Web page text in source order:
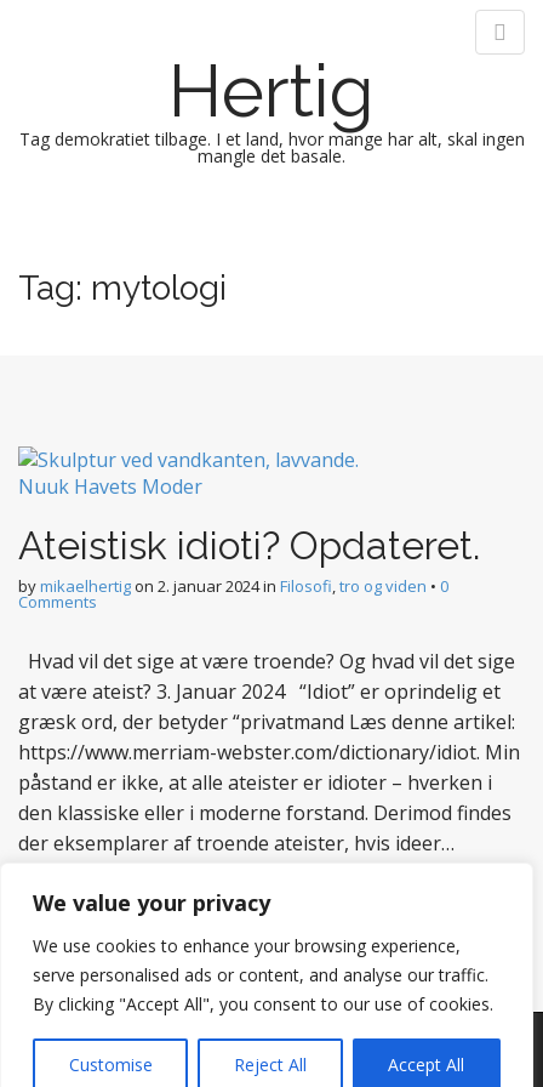
We value your privacy
We use cookies to enhance your browsing experience,
serve personalised ads or content, and analyse our traffic.
By clicking "Accept All", you consent to our use of cookies.
Customise Reject All Accept All
Hertig
Tag demokratiet tilbage. I et land, hvor mange har alt, skal ingen
mangle det basale.
i
n
p
t
e
n
Tag: mytologi
Ateistisk idioti? Opdateret.
bymikaelhertigon 2. januar 2024in Filosofi,tro og viden • 0
Comments
Hvad vil det sige at være troende? Og hvad vil det sige
at være ateist? 3. Januar 2024 “Idiot” er oprindelig et
græsk ord, der betyder “privatmand Læs denne artikel:
https://www.merriam-webster.com/dictionary/idiot. Min
påstand er ikke, at alle ateister er idioter – hverken i
den klassiske eller i moderne forstand. Derimod findes
der eksemplarer af troende ateister, hvis ideer…
Read more
Copyright © 2026Hertig . All Rights Reserved.
The Matheson Theme by bavotasan.com.